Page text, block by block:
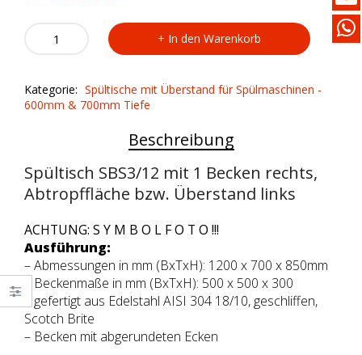
SBS3/12
für
Spülmaschine
In den Warenkorb
Kategorie: Spültische mit Überstand für Spülmaschinen -
600mm & 700mm Tiefe
Beschreibung
Spültisch SBS3/12 mit 1 Becken rechts,
Abtropffläche bzw. Überstand links
ACHTUNG: S Y M B O L F O T O !!!
Ausführung:
– Abmessungen in mm (BxTxH): 1200 x 700 x 850mm
– Beckenmaße in mm (BxTxH): 500 x 500 x 300
– gefertigt aus Edelstahl AISI 304 18/10, geschliffen,
Scotch Brite
– Becken mit abgerundeten Ecken